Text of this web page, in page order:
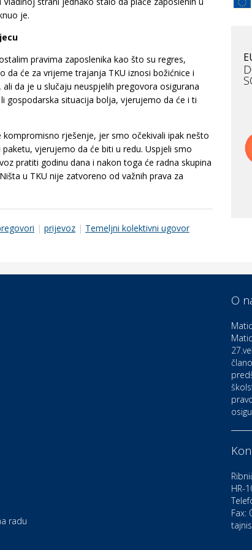
je.
pravima zaposlenika kao što su regres,
da će za vrijeme trajanja TKU iznosi božićnice i
da je u slučaju neuspjelih pregovora osigurana
gospodarska situacija bolja, vjerujemo da će i ti
rješenje, jer smo očekivali ipak nešto
vjerujemo da će biti u redu. Uspjeli smo
pratiti godinu dana i nakon toga će radna skupina
u TKU nije zatvoreno od važnih prava za
| prijevoz | Temeljni kolektivni ugovor
radu
O
HR-
Fax: